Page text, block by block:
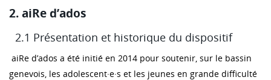
2. aiRe d’ados
2.1 Présentation et historique du dispositif
aiRe d’ados a été initié en 2014 pour soutenir, sur le bassin
genevois, les adolescent·e·s et les jeunes en grande difficulté